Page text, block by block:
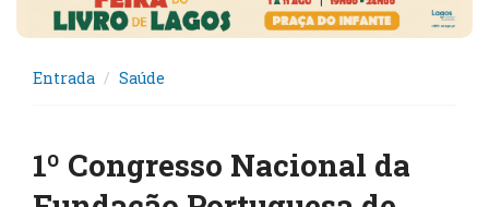
Entrada Saúde
1º Congresso Nacional da